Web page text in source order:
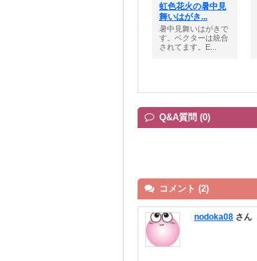
虹色花火の暑中見
舞いはがき...
暑中見舞いはがきで
す。ベクターは統合
されてます。E...
Q&A質問 (0)
コメント (2)
nodoka08 さん